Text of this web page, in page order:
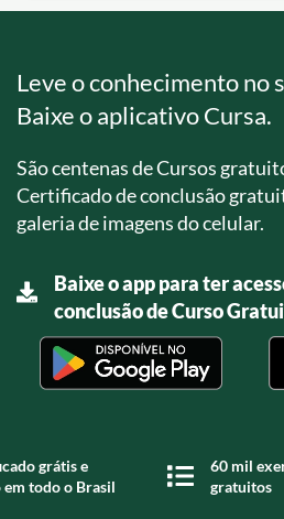
Leve o conhecimento no
Baixe o aplicativo Cursa.
São centenas de Cursos
Certificado de conclusão
galeria de imagens do celular.
Baixe o app para ter
conclusão de Curso
grátis e
todo o Brasil
60 mil
gratuitos